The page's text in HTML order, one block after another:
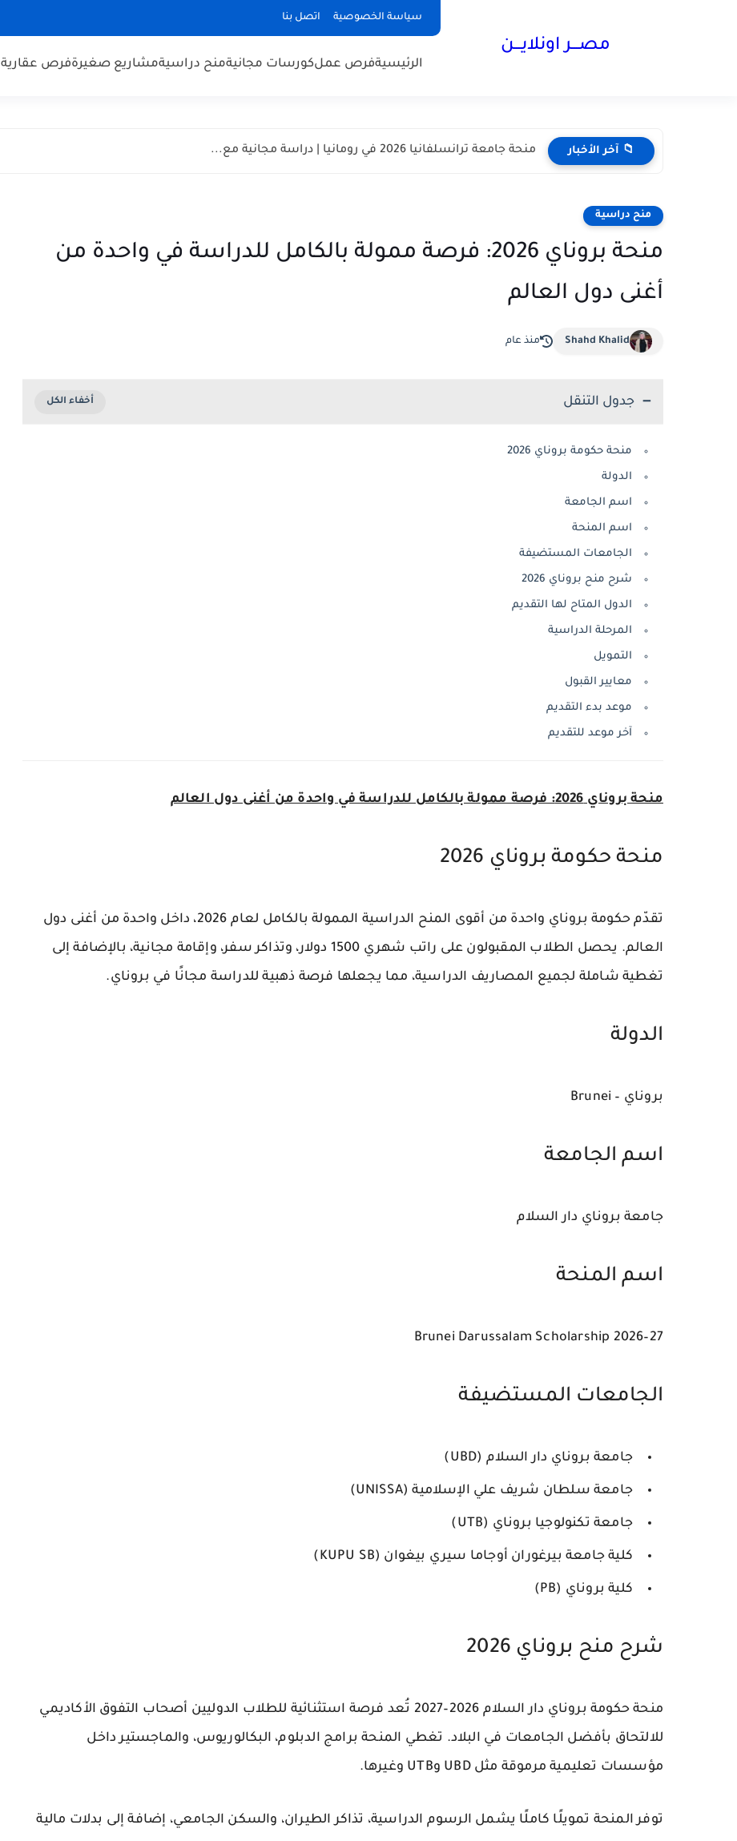
سياسة الخصوصية اتصل بنا
مصـــر اونلايـــن
الرئيسيةفرص عملكورسات مجانيةمنح دراسيةمشاريع صغيرةفرص عقارية
📁 آخر الأخبار منحة جامعة ترانسلفانيا 2026 في رومانيا | دراسة مجانية مع...
منح دراسية
منحة بروناي 2026: فرصة ممولة بالكامل للدراسة في واحدة من
أغنى دول العالم
Shahd Khalid منذ عام
جدول التنقل
منحة حكومة بروناي 2026
الدولة
اسم الجامعة
اسم المنحة
الجامعات المستضيفة
شرح منح بروناي 2026
الدول المتاح لها التقديم
المرحلة الدراسية
التمويل
معايير القبول
موعد بدء التقديم
آخر موعد للتقديم
منحة بروناي 2026: فرصة ممولة بالكامل للدراسة في واحدة من أغنى دول العالم
منحة حكومة بروناي 2026
تقدّم حكومة بروناي واحدة من أقوى المنح الدراسية الممولة بالكامل لعام 2026، داخل واحدة من أغنى دول
العالم. يحصل الطلاب المقبولون على راتب شهري 1500 دولار
، وتذاكر سفر، وإقامة مجانية، بالإضافة إلى
تغطية شاملة لجميع المصاريف الدراسية، مما يجعلها فرصة ذهبية للدراسة مجانًا في بروناي.
الدولة
بروناي – Brunei
اسم الجامعة
جامعة بروناي دار السلام
اسم المنحة
Brunei Darussalam Scholarship 2026–27
الجامعات المستضيفة
جامعة بروناي دار السلام (UBD)
جامعة سلطان شريف علي الإسلامية (UNISSA)
جامعة تكنولوجيا بروناي (UTB)
كلية جامعة بيرغوران أوجاما سيري بيغوان (KUPU SB)
كلية بروناي (PB)
شرح منح بروناي 2026
منحة حكومة بروناي دار السلام 2026–2027 تُعد فرصة استثنائية للطلاب الدوليين أصحاب التفوق الأكاديمي
للالتحاق بأفضل الجامعات في البلاد. تغطي المنحة برامج الدبلوم، البكالوريوس، والماجستيرداخل
مؤسسات تعليمية مرموقة مثل UBD وUTB وغيرها.
توفر المنحة تمويلًا كاملًا يشمل الرسوم الدراسية، تذاكر الطيران، والسكن الجامعي، إضافة إلى بدلات مالية